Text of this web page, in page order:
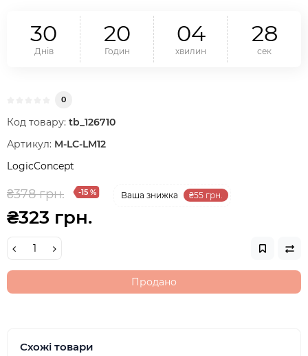
30
Днів
20
Годин
04
хвилин
28
сек
0
Код товару: tb_126710
Артикул: M-LC-LM12
LogicConcept
₴378 грн. -15 % Ваша знижка ₴55 грн.
₴323 грн.
Продано
Схожі товари